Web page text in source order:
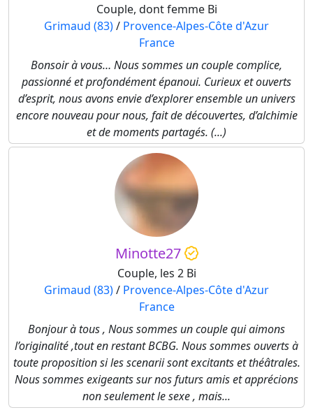
Couple, dont femme Bi
Grimaud (83)/ Provence-Alpes-Côte d'Azur
France
Bonsoir à vous… Nous sommes un couple complice,
passionné et profondément épanoui. Curieux et ouverts
d’esprit, nous avons envie d’explorer ensemble un univers
encore nouveau pour nous, fait de découvertes, d’alchimie
et de moments partagés. (...)
Minotte27
Couple, les 2 Bi
Grimaud (83)/ Provence-Alpes-Côte d'Azur
France
Bonjour à tous , Nous sommes un couple qui aimons
l’originalité ,tout en restant BCBG. Nous sommes ouverts à
toute proposition si les scenarii sont excitants et théâtrales.
Nous sommes exigeants sur nos futurs amis et apprécions
non seulement le sexe , mais...